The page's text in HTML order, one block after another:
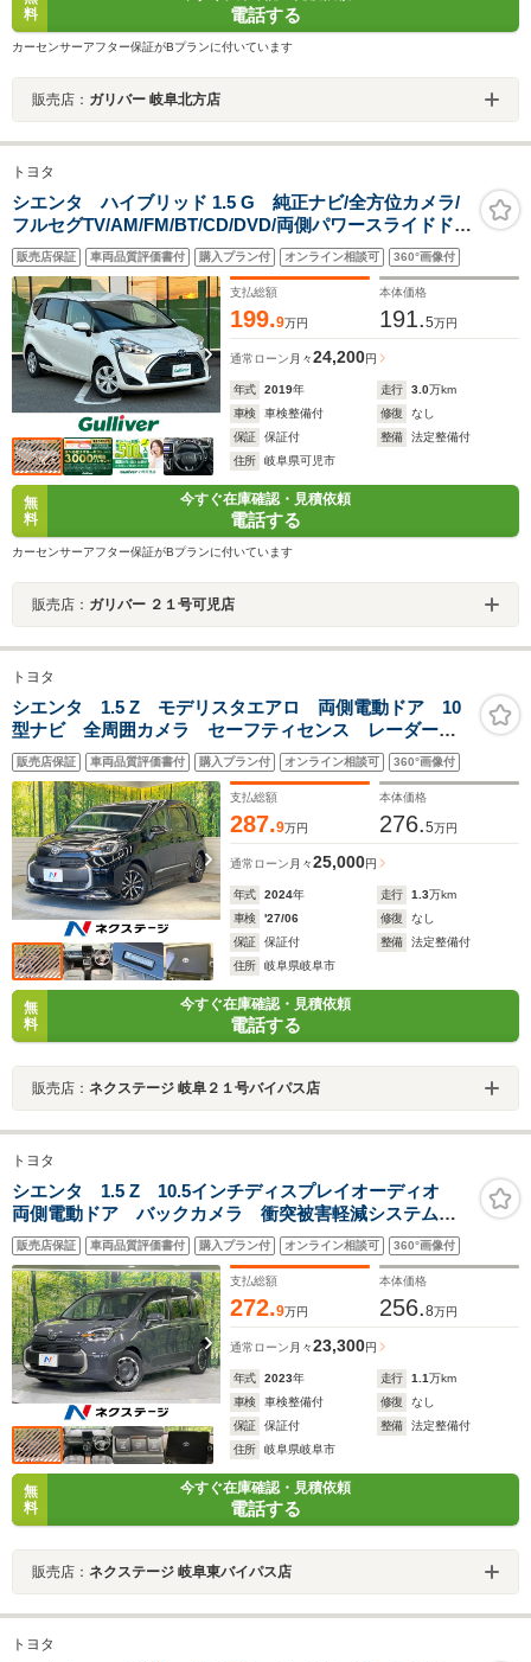
料
電話する
カーセンサーアフター保証がBプランに付いています
販売店： ガリバー 岐阜北方店
トヨタ
シエンタ ハイブリッド 1.5 G 純正ナビ/全方位カメラ/
フルセグTV/AM/FM/BT/CD/DVD/両側パワースライドド
ア/ビルトインETC/ドライブレコーダー/前席シートヒータ
ー/ステアリングヒーター/プリクラッシュ
販売店保証 車両品質評価書付 購入プラン付 オンライン相談可 360°画像付
支払総額
199.9万円
本体価格
191.5万円
通常ローン 月々24,200円
年式 2019年 走行 3.0万km
車検
車検整備付 修復
なし
保証
保証付 整備
法定整備付
住所
岐阜県可児市
無
料
今すぐ在庫確認・見積依頼
電話する
カーセンサーアフター保証がBプランに付いています
販売店： ガリバー ２１号可児店
トヨタ
シエンタ 1.5 Z モデリスタエアロ 両側電動ドア 10
型ナビ 全周囲カメラ セーフティセンス レーダーク
ルーズ 禁煙車 コーナーセンサー スマートキー
LEDヘッド ETC2.0 純正15インチAW オートハイビ
ーム
販売店保証 車両品質評価書付 購入プラン付 オンライン相談可 360°画像付
支払総額
287.9万円
本体価格
276.5万円
通常ローン 月々25,000円
年式 2024年 走行 1.3万km
車検
'27/06 修復
なし
保証
保証付 整備
法定整備付
住所
岐阜県岐阜市
無
料
今すぐ在庫確認・見積依頼
電話する
販売店： ネクステージ 岐阜２１号バイパス店
トヨタ
シエンタ 1.5 Z 10.5インチディスプレイオーディオ
両側電動ドア バックカメラ 衝突被害軽減システム
レーダークルーズ コーナーセンサー スマートキー
LEDヘッド ETC2.0 オートハイビーム 車線逸脱警報
販売店保証 車両品質評価書付 購入プラン付 オンライン相談可 360°画像付
支払総額
272.9万円
本体価格
256.8万円
通常ローン 月々23,300円
年式 2023年 走行 1.1万km
車検
車検整備付 修復
なし
保証
保証付 整備
法定整備付
住所
岐阜県岐阜市
無
料
今すぐ在庫確認・見積依頼
電話する
販売店： ネクステージ 岐阜東バイパス店
トヨタ